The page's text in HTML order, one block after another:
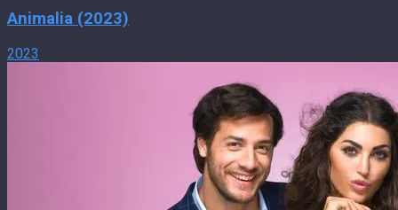
Animalia (2023)
2023